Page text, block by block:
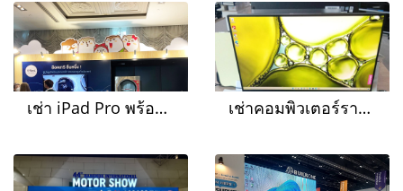
เช่า iPad Pro พร้อมขาตั้ง ออกบูธ งานอีเว้นท์ เช่าคอมพิวเตอร์รายวัน